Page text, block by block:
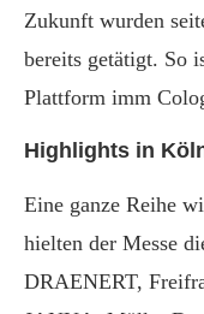
Zukunft wurden
bereits getätigt. So
Plattform imm
Highlights in
Eine ganze Reihe
hielten der Messe
DRAENERT,